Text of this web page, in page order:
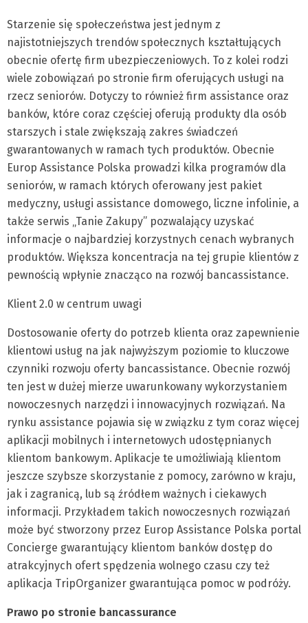
Starzenie się społeczeństwa jest jednym z
najistotniejszych trendów społecznych kształtujących
obecnie ofertę firm ubezpieczeniowych. To z kolei rodzi
wiele zobowiązań po stronie firm oferujących usługi na
rzecz seniorów. Dotyczy to również firm assistance oraz
banków, które coraz częściej oferują produkty dla osób
starszych i stale zwiększają zakres świadczeń
gwarantowanych w ramach tych produktów. Obecnie
Europ Assistance Polska prowadzi kilka programów dla
seniorów, w ramach których oferowany jest pakiet
medyczny, usługi assistance domowego, liczne infolinie, a
także serwis „Tanie Zakupy” pozwalający uzyskać
informacje o najbardziej korzystnych cenach wybranych
produktów. Większa koncentracja na tej grupie klientów z
pewnością wpłynie znacząco na rozwój bancassistance.
Klient 2.0 w centrum uwagi
Dostosowanie oferty do potrzeb klienta oraz zapewnienie
klientowi usług na jak najwyższym poziomie to kluczowe
czynniki rozwoju oferty bancassistance. Obecnie rozwój
ten jest w dużej mierze uwarunkowany wykorzystaniem
nowoczesnych narzędzi i innowacyjnych rozwiązań. Na
rynku assistance pojawia się w związku z tym coraz więcej
aplikacji mobilnych i internetowych udostępnianych
klientom bankowym. Aplikacje te umożliwiają klientom
jeszcze szybsze skorzystanie z pomocy, zarówno w kraju,
jak i zagranicą, lub są źródłem ważnych i ciekawych
informacji. Przykładem takich nowoczesnych rozwiązań
może być stworzony przez Europ Assistance Polska portal
Concierge gwarantujący klientom banków dostęp do
atrakcyjnych ofert spędzenia wolnego czasu czy też
aplikacja TripOrganizer gwarantująca pomoc w podróży.
Prawo po stronie bancassurance